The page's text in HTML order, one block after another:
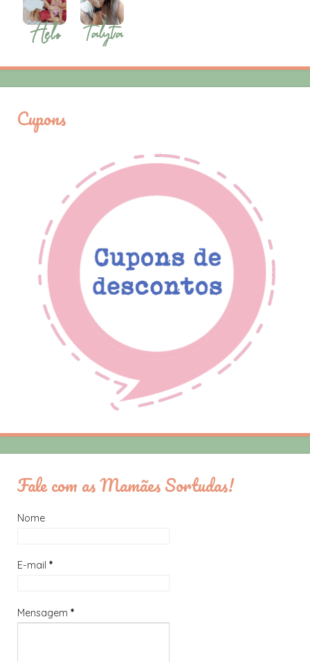
Cupons
Fale com as Mamães Sortudas!
Nome
E-mail *
Mensagem *